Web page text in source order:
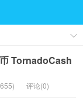
TornadoCash
评论(0)